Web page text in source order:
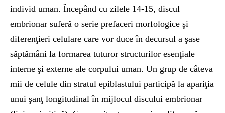
individ uman. Începând cu zilele 14-15, discul
embrionar suferă o serie prefaceri morfologice şi
diferenţieri celulare care vor duce în decursul a şase
săptămâni la formarea tuturor structurilor esenţiale
interne şi externe ale corpului uman. Un grup de câteva
mii de celule din stratul epiblastului participă la apariţia
unui şanţ longitudinal în mijlocul discului embrionar